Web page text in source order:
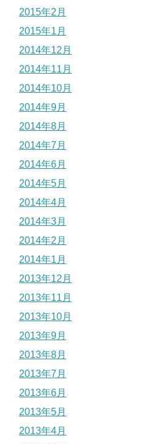
2015年2月
2015年1月
2014年12月
2014年11月
2014年10月
2014年9月
2014年8月
2014年7月
2014年6月
2014年5月
2014年4月
2014年3月
2014年2月
2014年1月
2013年12月
2013年11月
2013年10月
2013年9月
2013年8月
2013年7月
2013年6月
2013年5月
2013年4月